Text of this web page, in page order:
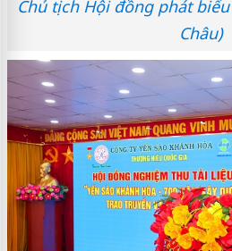
Chủ tịch Hội đồng phát
Châu)